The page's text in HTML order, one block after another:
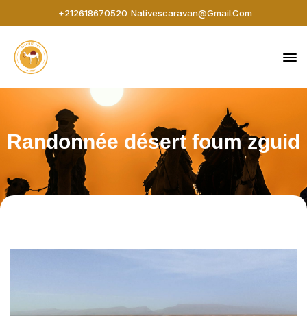
+212618670520 Nativescaravan@gmail.com
Randonnée désert foum zguid